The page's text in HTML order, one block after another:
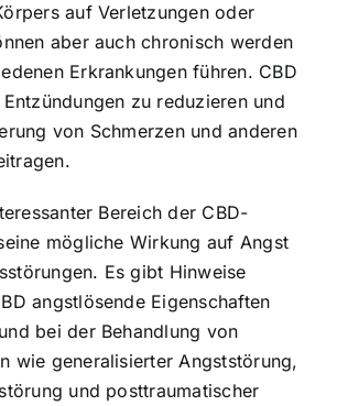
auf Verletzungen oder
aber auch chronisch werden
Erkrankungen führen. CBD
zu reduzieren und
von Schmerzen und anderen
Bereich der CBD-
mögliche Wirkung auf Angst
Es gibt Hinweise
angstlösende Eigenschaften
bei der Behandlung von
wie generalisierter Angststörung,
und posttraumatischer